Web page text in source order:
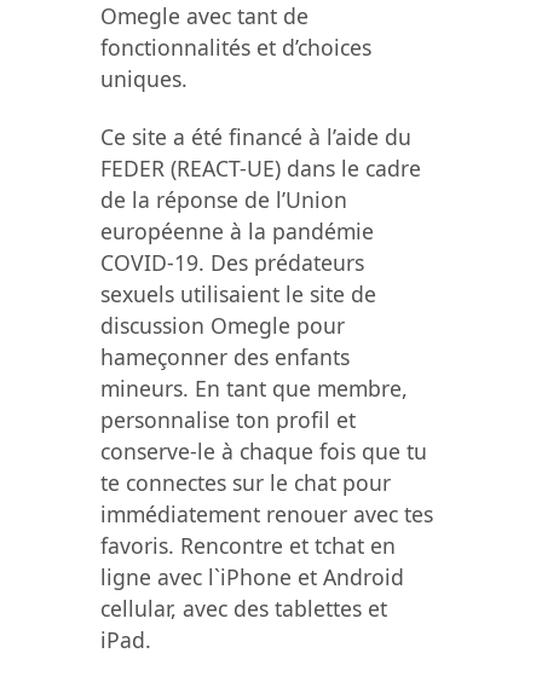
Omegle avec tant de
fonctionnalités et d’choices
uniques.
Ce site a été financé à l’aide du
FEDER (REACT-UE) dans le cadre
de la réponse de l’Union
européenne à la pandémie
COVID-19. Des prédateurs
sexuels utilisaient le site de
discussion Omegle pour
hameçonner des enfants
mineurs. En tant que membre,
personnalise ton profil et
conserve-le à chaque fois que tu
te connectes sur le chat pour
immédiatement renouer avec tes
favoris. Rencontre et tchat en
ligne avec l`iPhone et Android
cellular, avec des tablettes et
iPad.